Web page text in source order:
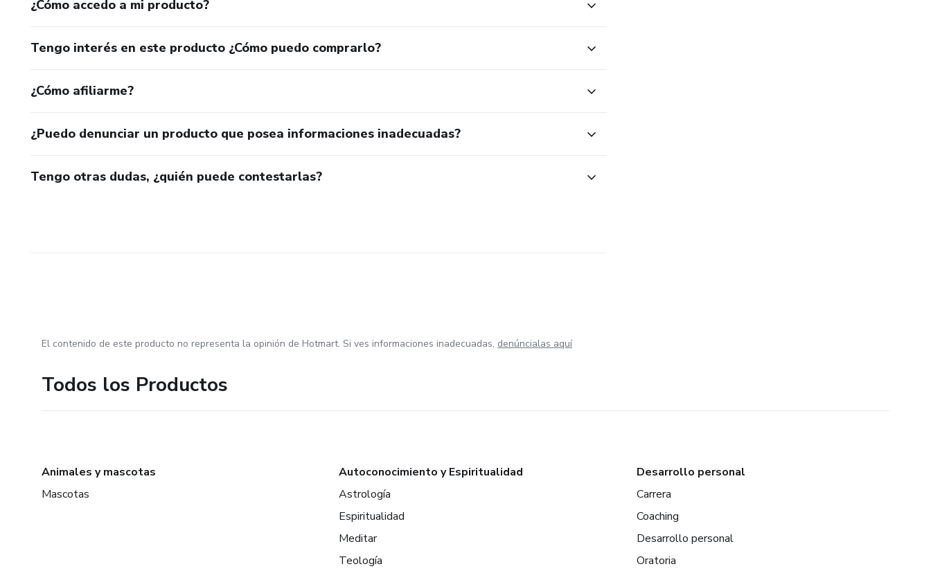
¿Cómo accedo a mi producto?
Tengo interés en este producto ¿Cómo puedo comprarlo?
¿Cómo afiliarme?
¿Puedo denunciar un producto que posea informaciones inadecuadas?
Tengo otras dudas, ¿quién puede contestarlas?
El contenido de este producto no representa la opinión de Hotmart. Si ves informaciones inadecuadas, denúncialas aquí
Todos los Productos
Animales y mascotas
Mascotas
Autoconocimiento y Espiritualidad
Astrología
Espiritualidad
Meditar
Teología
Desarrollo personal
Carrera
Coaching
Desarrollo personal
Oratoria